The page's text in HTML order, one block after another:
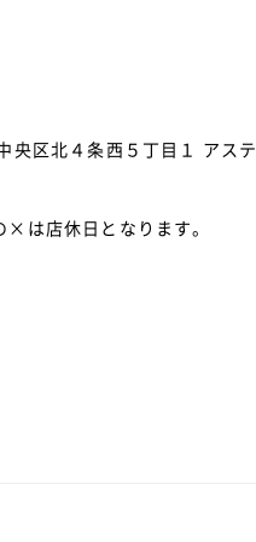
央区北４条西５丁目１ アステ
は店休日となります。